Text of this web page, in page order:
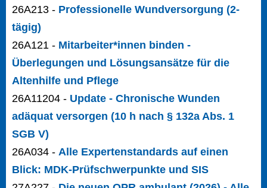
26A213 - Professionelle Wundversorgung (2-
tägig)
26A121 - Mitarbeiter*innen binden -
Überlegungen und Lösungsansätze für die
Altenhilfe und Pflege
26A11204 - Update - Chronische Wunden
adäquat versorgen (10 h nach § 132a Abs. 1
SGB V)
26A034 - Alle Expertenstandards auf einen
Blick: MDK-Prüfschwerpunkte und SIS